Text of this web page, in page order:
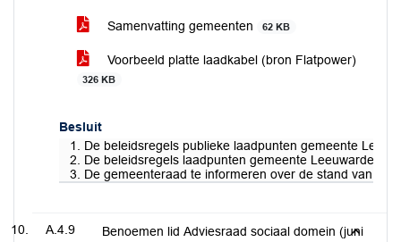
Samenvatting gemeenten 62 KB
Voorbeeld platte laadkabel (bron Flatpower)
326 KB
Besluit
1. De beleidsregels publieke laadpunten gemeente
2. De beleidsregels laadpunten gemeente Leeuwarden
3. De gemeenteraad te informeren over de stand van
A.4.9
Benoemen lid Adviesraad sociaal domein (juni